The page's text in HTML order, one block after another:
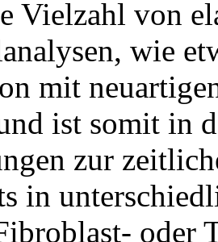
Vielzahl von
wie
mit
ist somit in
zur
in
oder